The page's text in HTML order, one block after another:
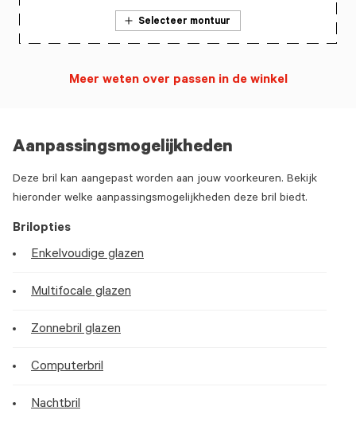
Aanpassingsmogelijkheden
Deze bril kan aangepast worden aan jouw voorkeuren. Bekijk
hieronder welke aanpassingsmogelijkheden deze bril biedt.
Brilopties
Enkelvoudige glazen
Multifocale glazen
Zonnebril glazen
Computerbril
Nachtbril
Selecteer montuur
Meer weten over passen in de winkel